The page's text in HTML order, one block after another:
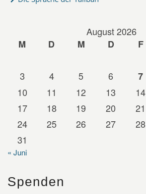
August 2026
M
D M D F
3
4 5 6 7
10
11 12 13 14
17
18 19 20 21
24
25 26 27 28
31
« Juni
Spenden